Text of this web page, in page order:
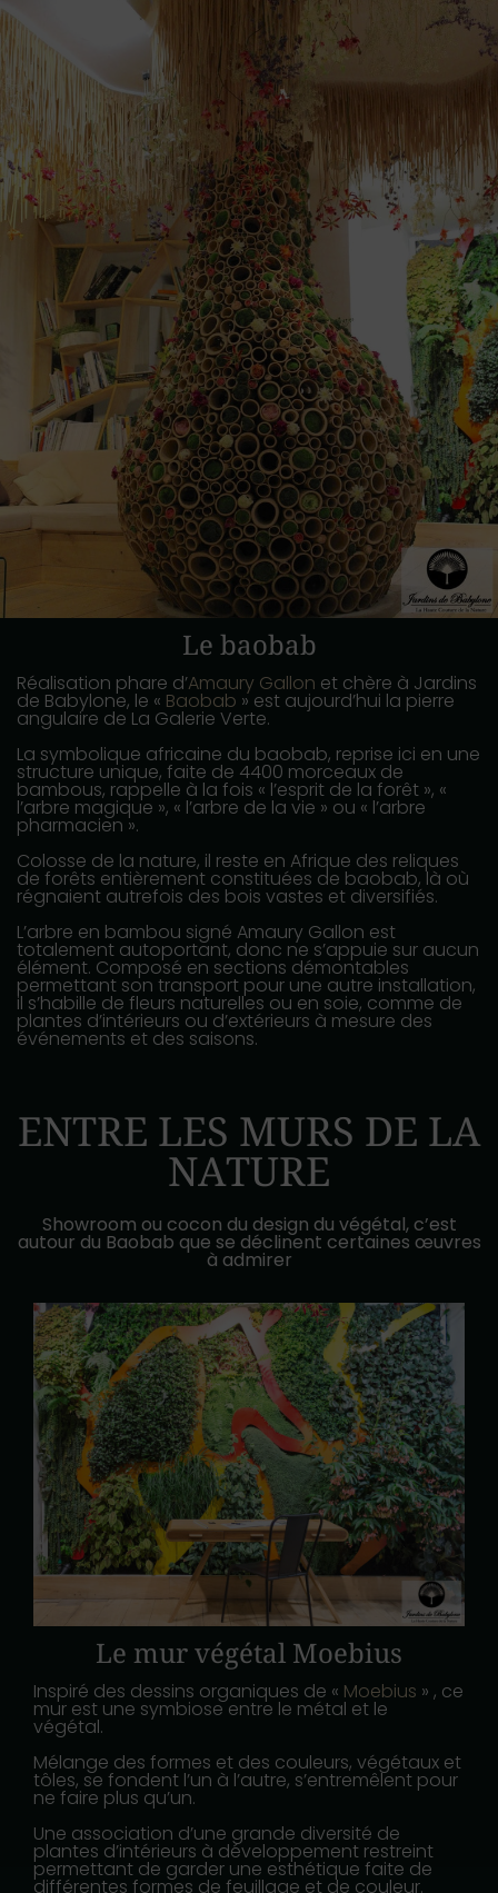
Le baobab
Réalisation phare d’Amaury Gallon et chère à Jardins
de Babylone, le « Baobab » est aujourd’hui la pierre
angulaire de La Galerie Verte.
La symbolique africaine du baobab, reprise ici en une
structure unique, faite de 4400 morceaux de
bambous, rappelle à la fois « l’esprit de la forêt », «
l’arbre magique », « l’arbre de la vie » ou « l’arbre
pharmacien ».
Colosse de la nature, il reste en Afrique des reliques
de forêts entièrement constituées de baobab, là où
régnaient autrefois des bois vastes et diversifiés.
L’arbre en bambou signé Amaury Gallon est
totalement autoportant, donc ne s’appuie sur aucun
élément. Composé en sections démontables
permettant son transport pour une autre installation,
il s’habille de fleurs naturelles ou en soie, comme de
plantes d’intérieurs ou d’extérieurs à mesure des
événements et des saisons.
ENTRE LES MURS DE LA
NATURE
Showroom ou cocon du design du végétal, c’est
autour du Baobab que se déclinent certaines œuvres
à admirer
Le mur végétal Moebius
Inspiré des dessins organiques de « Moebius » , ce
mur est une symbiose entre le métal et le
végétal.
Mélange des formes et des couleurs, végétaux et
tôles, se fondent l’un à l’autre, s’entremêlent pour
ne faire plus qu’un.
Une association d’une grande diversité de
plantes d’intérieurs à développement restreint
permettant de garder une esthétique faite de
différentes formes de feuillage et de couleur.